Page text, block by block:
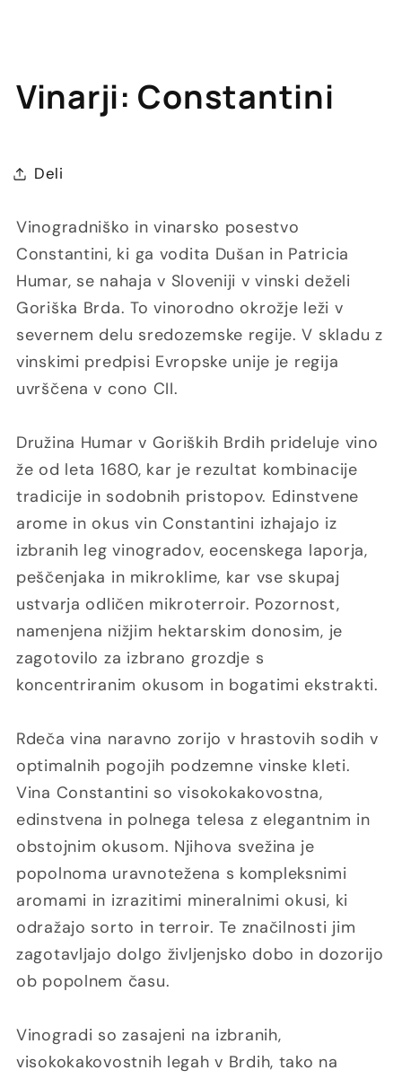
Vinarji: Constantini
Deli
Vinogradniško in vinarsko posestvo
Constantini, ki ga vodita Dušan in Patricia
Humar, se nahaja v Sloveniji v vinski deželi
Goriška Brda. To vinorodno okrožje leži v
severnem delu sredozemske regije. V skladu z
vinskimi predpisi Evropske unije je regija
uvrščena v cono CII.
Družina Humar v Goriških Brdih prideluje vino
že od leta 1680, kar je rezultat kombinacije
tradicije in sodobnih pristopov. Edinstvene
arome in okus vin Constantini izhajajo iz
izbranih leg vinogradov, eocenskega laporja,
peščenjaka in mikroklime, kar vse skupaj
ustvarja odličen mikroterroir. Pozornost,
namenjena nižjim hektarskim donosim, je
zagotovilo za izbrano grozdje s
koncentriranim okusom in bogatimi ekstrakti.
Rdeča vina naravno zorijo v hrastovih sodih v
optimalnih pogojih podzemne vinske kleti.
Vina Constantini so visokokakovostna,
edinstvena in polnega telesa z elegantnim in
obstojnim okusom. Njihova svežina je
popolnoma uravnotežena s kompleksnimi
aromami in izrazitimi mineralnimi okusi, ki
odražajo sorto in terroir. Te značilnosti jim
zagotavljajo dolgo življenjsko dobo in dozorijo
ob popolnem času.
Vinogradi so zasajeni na izbranih,
visokokakovostnih legah v Brdih, tako na